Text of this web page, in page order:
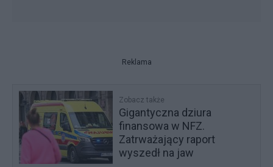
Reklama
Zobacz także
Gigantyczna dziura
finansowa w NFZ.
Zatrważający raport
wyszedł na jaw